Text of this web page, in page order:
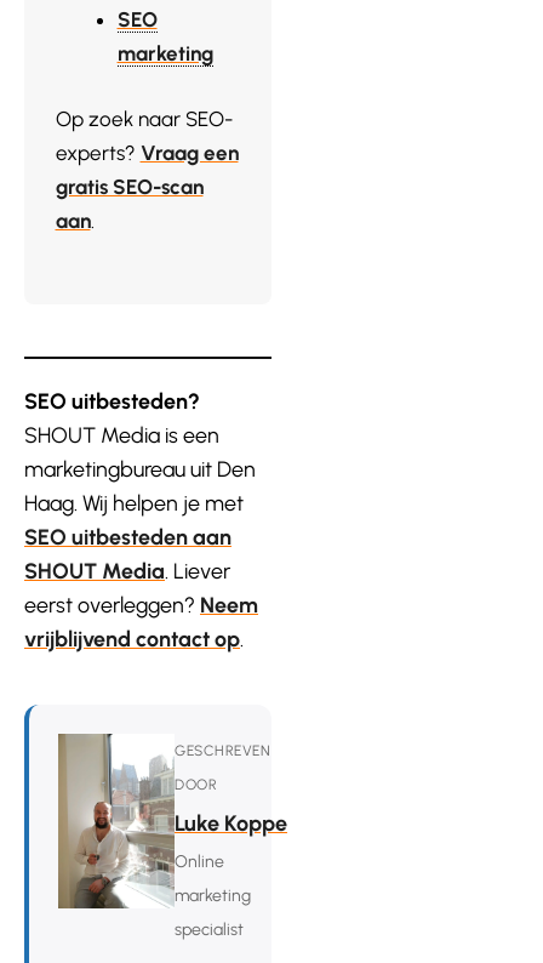
SEO
marketing
Op zoek naar SEO-
experts? Vraag een
gratis SEO-scan
aan.
SEO uitbesteden?
SHOUT Media is een
marketingbureau uit Den
Haag. Wij helpen je met
SEO uitbesteden aan
SHOUT Media . Liever
eerst overleggen? Neem
vrijblijvend contact op
GESCHREVEN
DOOR
Luke Koppe
Online
marketing
specialist